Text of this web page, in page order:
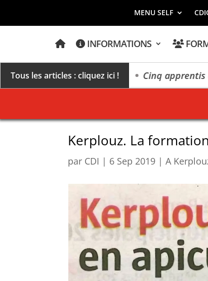
MENU SELF
A
U
E
I
L
INFORMATIONS
Tous les articles : cliquez ici !
des extrêmes » Cinq apprentis et élèves
Kerplouz. La
par CDI | 6 Sep 2019 |A